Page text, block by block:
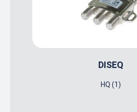
DISEQ
HQ (1)